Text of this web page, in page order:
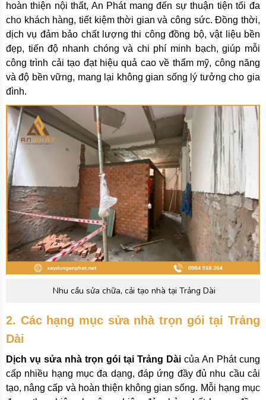
hoàn thiện nội thất, An Phát mang đến sự thuận tiện tối đa
cho khách hàng, tiết kiệm thời gian và công sức. Đồng thời,
dịch vụ đảm bảo chất lượng thi công đồng bộ, vật liệu bền
đẹp, tiến độ nhanh chóng và chi phí minh bạch, giúp mỗi
công trình cải tạo đạt hiệu quả cao về thẩm mỹ, công năng
và độ bền vững, mang lại không gian sống lý tưởng cho gia
đình.
Nhu cầu sửa chữa, cải tạo nhà tại Trảng Dài
2. Các hạng mục sửa nhà trọn gói tại Trảng
Dài
Dịch vụ sửa nhà trọn gói tại Trảng Dài của An Phát cung
cấp nhiều hạng mục đa dạng, đáp ứng đầy đủ nhu cầu cải
tạo, nâng cấp và hoàn thiện không gian sống. Mỗi hạng mục